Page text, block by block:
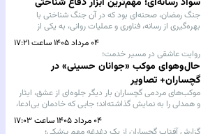
جنگ رمضان، صحنه‌ای بود که در آن جنگ شناختی با
بهره‌گیری از رسانه، فناوری و عملیات روانی، به یکی از
مهم‌ترین ابزارهای تأثیرگذاری بر افکار عمومی تبدیل شد.
۰۴ مرداد ۱۴۰۵ ساعت ۱۷:۲۱
روایت عاشقی در مسیر خدمت؛
حال‌وهوای موکب «جوانان حسینی» در
گچساران+ تصاویر
موکب‌های مردمی گچساران بار دیگر جلوه‌ای از عشق، ایثار
و همدلی را به نمایش گذاشته‌اند؛ جایی که خادمان بی‌ادعا،
شبانه‌روز با تمام توان در مسیر خدمت به زائران حضرت
اباعبدالله‌الحسین(ع) تلاش می‌کنند و موکب «جوانان
۰۴ مرداد ۱۴۰۵ ساعت ۱۷:۰۳